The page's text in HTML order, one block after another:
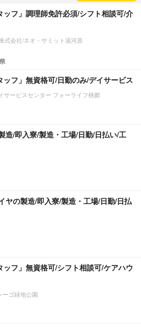
ッフ」調理師免許必須/シフト相談可/介
式会社/ネオ・サミット湯河原
ッフ」無資格可/日勤のみ/デイサービス
サービスセンター フォーライフ桃郷
造/即入寮/製造・工場/日勤/日払い/工
ヤの製造/即入寮/製造・工場/日勤/日払
ッフ」無資格可/シフト相談可/ケアハウ
ーゴ緑地公園